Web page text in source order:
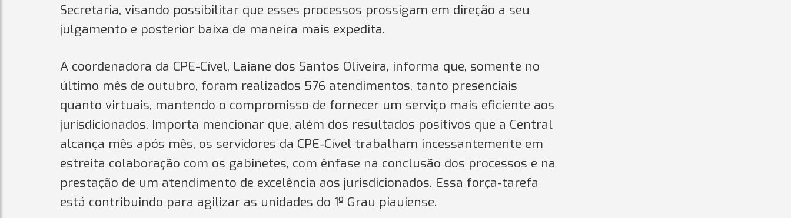
Secretaria, visando possibilitar que esses processos prossigam em direção a seu
julgamento e posterior baixa de maneira mais expedita.
A coordenadora da CPE-Cível, Laiane dos Santos Oliveira, informa que, somente no
último mês de outubro, foram realizados 576 atendimentos, tanto presenciais
quanto virtuais, mantendo o compromisso de fornecer um serviço mais eficiente aos
jurisdicionados. Importa mencionar que, além dos resultados positivos que a Central
alcança mês após mês, os servidores da CPE-Cível trabalham incessantemente em
estreita colaboração com os gabinetes, com ênfase na conclusão dos processos e na
prestação de um atendimento de excelência aos jurisdicionados. Essa força-tarefa
está contribuindo para agilizar as unidades do 1º Grau piauiense.